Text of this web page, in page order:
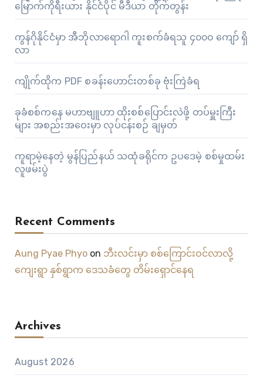
မြောက်ကိုရီးယား နိုင်ငံပိုင် မီဒီယာ တိုက်တွန်း
ကွန်ဂိုနိုင်ငံမှာ အီဘိုလာရောဂါ ကူးစက်ခံရသူ ၄၀၀၀ ကျော် ရှိ
လာ
ကျိုက်ထိုက PDF စခန်းဟောင်းတစ်ခု ဗုံးကြဲခံရ
ခုခံစစ်ကနေ မဟာဗျူဟာ ထိုးစစ်ပြောင်းလဲဖို့ တပ်မှူးကြီး
များ အစည်းအဝေးမှာ လုပ်ငန်းစဉ် ချမှတ်
ကူရာမဲ့နေတဲ့ မွန်ပြည်နယ် သထုံခရိုင်က ဥပဒေမဲ့ စစ်မှုထမ်း
လူဖမ်းပွဲ
Recent Comments
Aung Pyae Phyoon ဘီးလင်းမှာ စစ်ကြောင်းဝင်လာလို့
ကျေးရွာ နှစ်ရွာက ဒေသခံတွေ တိမ်းရှောင်နေရ
Archives
August 2026